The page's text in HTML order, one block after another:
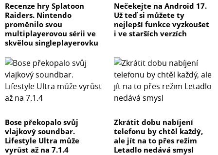
Recenze hry Splatoon
Raiders. Nintendo
proměnilo svou
multiplayerovou sérii ve
skvělou singleplayerovku
Nečekejte na Android 17.
Už teď si můžete ty
nejlepší funkce vyzkoušet
i ve starších verzích
Bose překopalo svůj
vlajkový soundbar.
Lifestyle Ultra může
vyrůst až na 7.1.4
Zkrátit dobu nabíjení
telefonu by chtěl každý,
ale jít na to přes režim
Letadlo nedává smysl